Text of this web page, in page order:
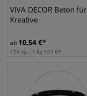
VIVA DECOR Beton für
Kreative
ab 10,54 €
1,50 kg | 1 kg 7,03 €